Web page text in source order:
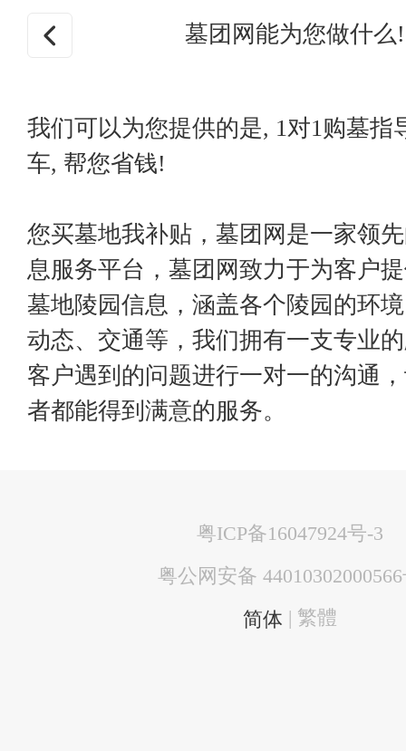
墓团网能为您做什么!
我们可以为您提供的是, 1对1购墓指
车, 帮您省钱!
您买墓地我补贴，墓团网是一家领
息服务平台，墓团网致力于为客户
墓地陵园信息，涵盖各个陵园的环
动态、交通等，我们拥有一支专业
客户遇到的问题进行一对一的沟通
者都能得到满意的服务。
粤ICP备16047924号-3
粤公网安备
简体 | 繁體